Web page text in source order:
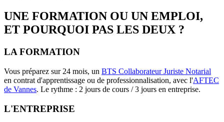
UNE FORMATION OU UN EMPLOI,
ET POURQUOI PAS LES DEUX ?
LA FORMATION
Vous préparez sur 24 mois, un BTS Collaborateur Juriste Notarial
en contrat d'apprentissage ou de professionnalisation, avec l'AFTEC
de Vannes. Le rythme : 2 jours de cours / 3 jours en entreprise.
L'ENTREPRISE